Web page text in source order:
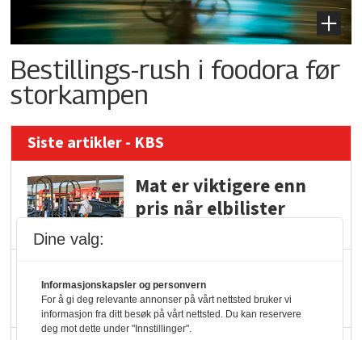
Bestillings-rush i foodora før
storkampen
Siste artikler - KBS
Mat er viktigere enn
pris når elbilister
legger ned hver måned
Dine valg:
Informasjonskapsler og personvern
For å gi deg relevante annonser på vårt nettsted bruker vi
informasjon fra ditt besøk på vårt nettsted. Du kan reservere
deg mot dette under "Innstillinger".